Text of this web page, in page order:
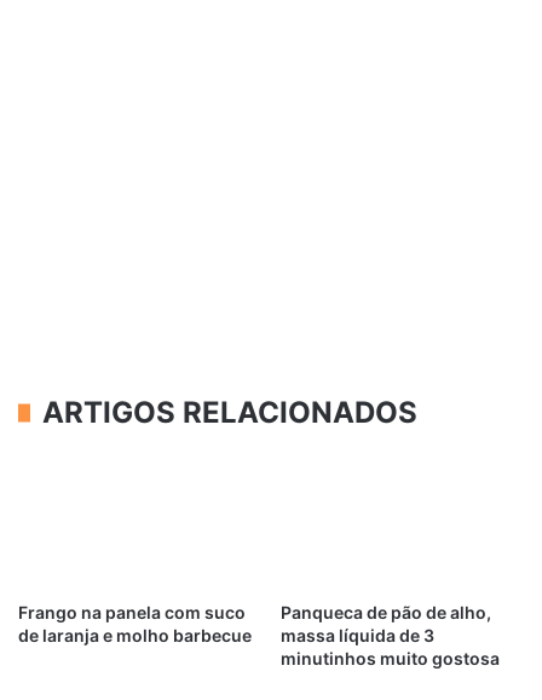
ARTIGOS RELACIONADOS
Frango na panela com suco
de laranja e molho barbecue
Panqueca de pão de alho,
massa líquida de 3
minutinhos muito gostosa